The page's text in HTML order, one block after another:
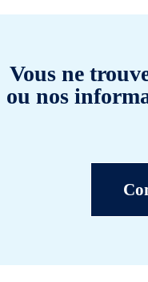
Vous ne
ou nos